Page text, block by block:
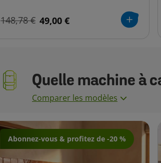
148,78 € 49,00 €
Quelle machine à
Comparer les modèles
Abonnez-vous & profitez de -20 %